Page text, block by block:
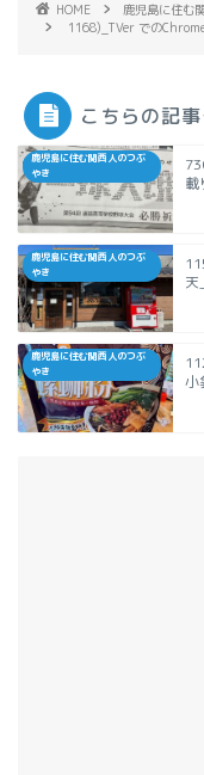
HOME
鹿児島に住む
1168)_TVer での
こちらの記
鹿児島に住む関西人のつぶ
やき
載
鹿児島に住む関西人のつぶ
やき
鹿児島に住む関西人のつぶ
やき
小